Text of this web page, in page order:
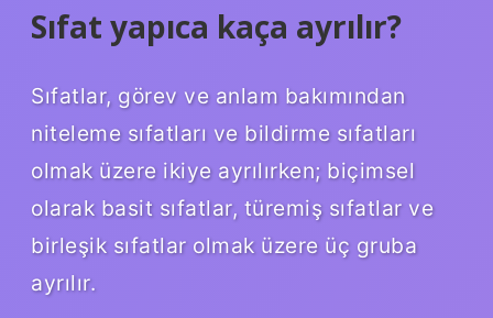
Sıfat yapıca kaça ayrılır?
Sıfatlar, görev ve anlam bakımından
niteleme sıfatları ve bildirme sıfatları
olmak üzere ikiye ayrılırken; biçimsel
olarak basit sıfatlar, türemiş sıfatlar ve
birleşik sıfatlar olmak üzere üç gruba
ayrılır.